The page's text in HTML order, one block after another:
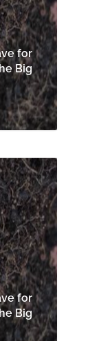
for
Big
for
Big